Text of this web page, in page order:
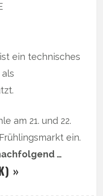
ein technisches
am 21. und 22.
ein.
…
»